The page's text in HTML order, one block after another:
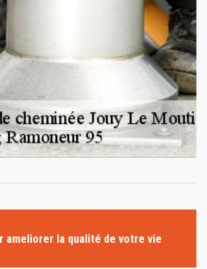
ameliorer la qualité de votre vie